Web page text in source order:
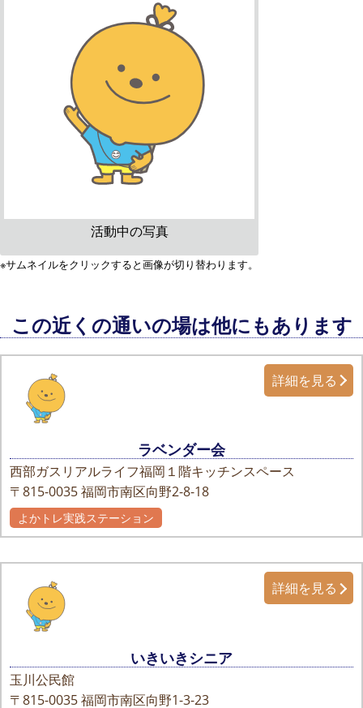
活動中の写真
※サムネイルをクリックすると画像が切り替わります。
この近くの通いの場は他にもあります
ラベンダー会
西部ガスリアルライフ福岡１階キッチンスペース
〒815-0035福岡市南区向野2-8-18
詳細を見る
よかトレ実践ステーション
いきいきシニア
玉川公民館
〒815-0035福岡市南区向野1-3-23
詳細を見る